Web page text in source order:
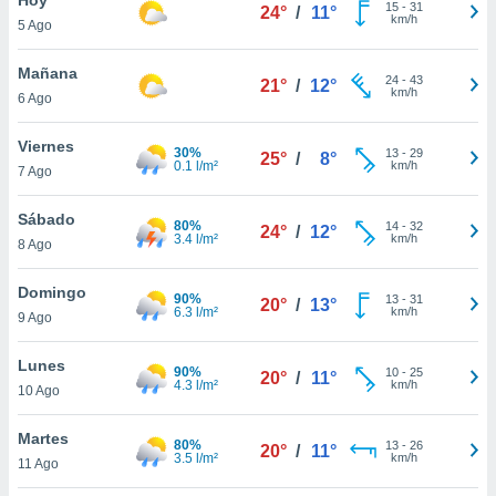
en
más
nuestra
de
cookies
aceptar
5 Ago
24° / 11° 15- 31
km/h
Mañana
6 Ago
21° / 12° 24- 43
km/h
Viernes
7 Ago
30%
0.1 l/m²
25° / 8° 13- 29
km/h
Sábado
8 Ago
80%
3.4 l/m²
24° / 12° 14- 32
km/h
Domingo
9 Ago
90%
6.3 l/m²
20° / 13° 13- 31
km/h
Lunes
10 Ago
90%
4.3 l/m²
20° / 11° 10- 25
km/h
Martes
11 Ago
80%
3.5 l/m²
20° / 11° 13- 26
km/h